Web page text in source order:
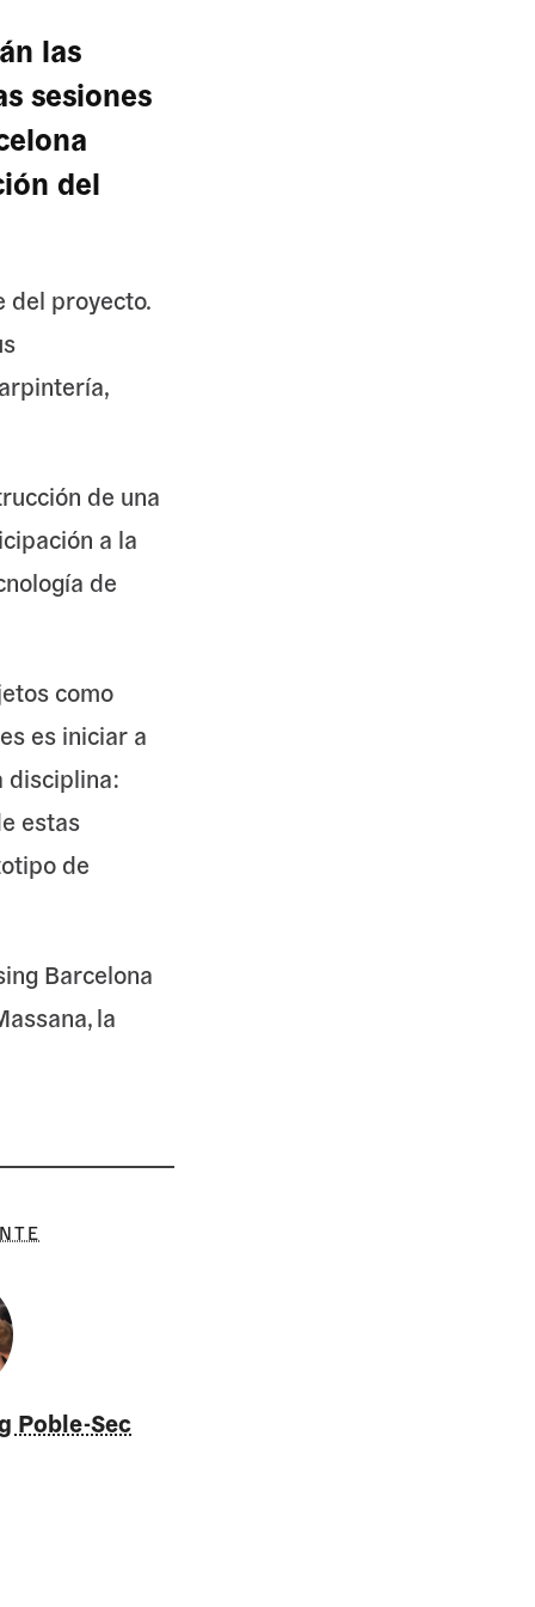
las
sesiones
del
del proyecto.
de una
a la
de
como
es iniciar a
disciplina:
estas
de
Barcelona
la
Poble-Sec